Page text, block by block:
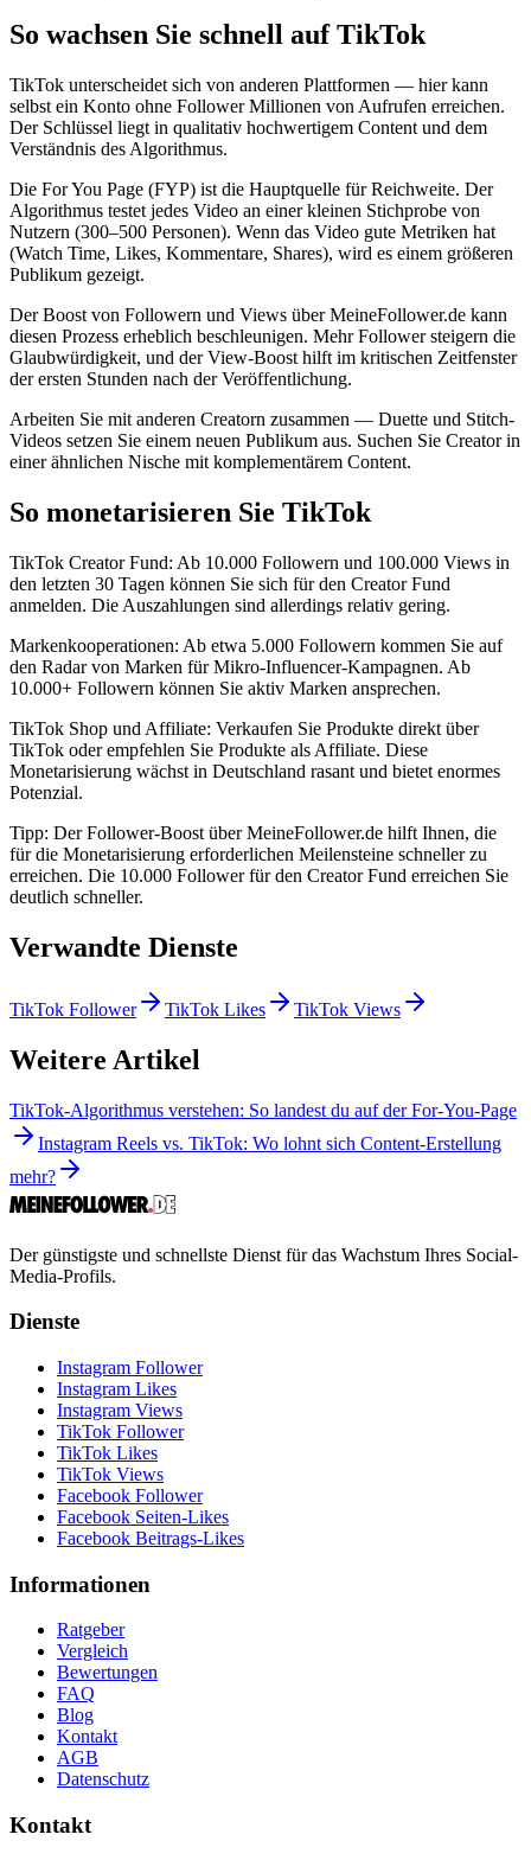
So wachsen Sie schnell auf TikTok
TikTok unterscheidet sich von anderen Plattformen — hier kann
selbst ein Konto ohne Follower Millionen von Aufrufen erreichen.
Der Schlüssel liegt in qualitativ hochwertigem Content und dem
Verständnis des Algorithmus.
Die For You Page (FYP) ist die Hauptquelle für Reichweite. Der
Algorithmus testet jedes Video an einer kleinen Stichprobe von
Nutzern (300–500 Personen). Wenn das Video gute Metriken hat
(Watch Time, Likes, Kommentare, Shares), wird es einem größeren
Publikum gezeigt.
Der Boost von Followern und Views über MeineFollower.de kann
diesen Prozess erheblich beschleunigen. Mehr Follower steigern die
Glaubwürdigkeit, und der View-Boost hilft im kritischen Zeitfenster
der ersten Stunden nach der Veröffentlichung.
Arbeiten Sie mit anderen Creatorn zusammen — Duette und Stitch-
Videos setzen Sie einem neuen Publikum aus. Suchen Sie Creator in
einer ähnlichen Nische mit komplementärem Content.
So monetarisieren Sie TikTok
TikTok Creator Fund: Ab 10.000 Followern und 100.000 Views in
den letzten 30 Tagen können Sie sich für den Creator Fund
anmelden. Die Auszahlungen sind allerdings relativ gering.
Markenkooperationen: Ab etwa 5.000 Followern kommen Sie auf
den Radar von Marken für Mikro-Influencer-Kampagnen. Ab
10.000+ Followern können Sie aktiv Marken ansprechen.
TikTok Shop und Affiliate: Verkaufen Sie Produkte direkt über
TikTok oder empfehlen Sie Produkte als Affiliate. Diese
Monetarisierung wächst in Deutschland rasant und bietet enormes
Potenzial.
Tipp: Der Follower-Boost über MeineFollower.de hilft Ihnen, die
für die Monetarisierung erforderlichen Meilensteine schneller zu
erreichen. Die 10.000 Follower für den Creator Fund erreichen Sie
deutlich schneller.
Verwandte Dienste
TikTok Follower TikTok Likes TikTok Views
Weitere Artikel
TikTok-Algorithmus verstehen: So landest du auf der For-You-Page
Instagram Reels vs. TikTok: Wo lohnt sich Content-Erstellung
mehr?
Der günstigste und schnellste Dienst für das Wachstum Ihres Social-
Media-Profils.
Dienste
Instagram Follower
Instagram Likes
Instagram Views
TikTok Follower
TikTok Likes
TikTok Views
Facebook Follower
Facebook Seiten-Likes
Facebook Beitrags-Likes
Informationen
Ratgeber
Vergleich
Bewertungen
FAQ
Blog
Kontakt
AGB
Datenschutz
Kontakt